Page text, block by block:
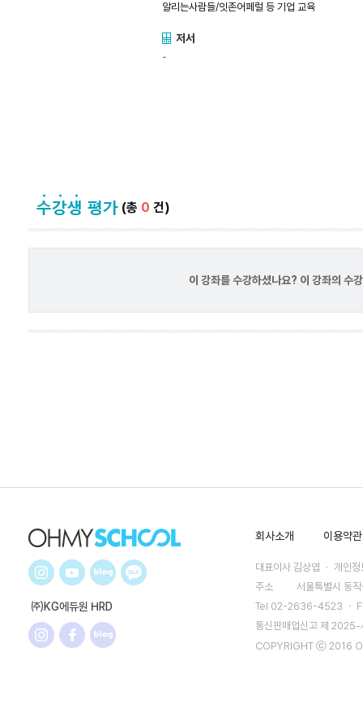
알리는사람들/잇존어페럴 등 기업 교육
저서
-
(총 0 건)
이 강좌를 수강하셨나요? 이 강좌의 수
㈜KG에듀원 HRD
회사소개 이용약관
대표이사 김상엽 ㆍ 개인
주소
서울특별시 동
Tel 02-2636-4523 ㆍ
통신판매업신고 제
COPYRIGHT ⓒ 2016